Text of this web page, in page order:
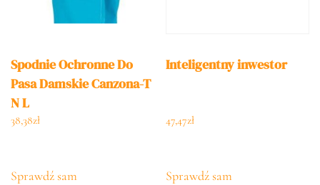
Spodnie Ochronne Do
Pasa Damskie Canzona-T
N L
38,38zł
Sprawdź sam
Inteligentny inwestor
47,47zł
Sprawdź sam